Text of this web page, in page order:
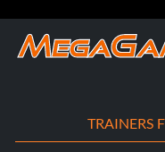
TRAINERS